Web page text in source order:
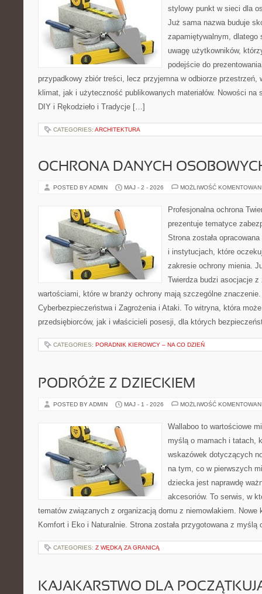
stylowy punkt w sieci dla
Już sama nazwa buduje
zapamiętywalnym, dlatego
uwagę użytkowników,
podejście do
przypadkowy zbiór treści, lecz przyjemna w odbiorze przestrzeń,
klimat, jak i użyteczność publikowanych materiałów. Nowości na
DIY i Rękodzieło i Tradycje […]
CATEGORIES: ARCHITEKTURA
OCHRONA DANYCH
POSTED BY ADMIN MAJ - 2 - 2026 MOŻLIWOŚĆ
Profesjonalna ochrona
prezentuje tematyce
Strona została
i instytucjach, które
zakresie ochrony mienia.
Twierdza budzi asocjacje
wartościami, które w branży ochrony mają szczególne
Cyberbezpieczeństwa i Zagrożenia i Ataki. To witryna, która
przedsiębiorców, jak i właścicieli posesji, dla których
CATEGORIES: PORADNIK KIEROWCY – NA CO DZIEŃ
PODRÓŻE Z DZIECKIEM
POSTED BY ADMIN MAJ - 1 - 2026 MOŻLIWOŚĆ
Wallaboo to wartościowe
myślą o mamach i tatach,
wskazówek dotyczących
na tym, co w pierwszych
dziecka jest naprawdę
akcesoriów. To serwis, w
tematów związanych z organizacją domu z niemowlakiem. Nowe
Komfort i Eko i Naturalnie. Strona została przygotowana z
CATEGORIES: Z WĘDKĄ ZA GRANICĄ
KAJAKARSTWO DLA